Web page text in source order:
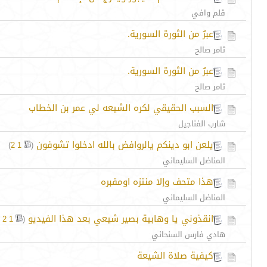
قلم وافي
عبرٌ من الثورة السورية.
ثامر صالح
عبرٌ من الثورة السورية.
ثامر صالح
السبب الحقيقي لكره الشيعه لي عمر بن الخطاب
شارب الفناجيل
يلعن ابو دينكم يالروافض بالله ادخلوا تشوفون (
1
2
)
المناضل السليماني
هذا متحف وإلا منتزه اومقبره
المناضل السليماني
انقذوني يا وهابية بصير شيعي بعد هذا الفيديو (
1
2
هادي فارس السنحاني
كيفية صلاة الشيعة